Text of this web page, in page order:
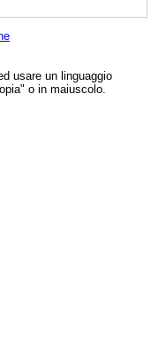
usare un linguaggio
o in maiuscolo.